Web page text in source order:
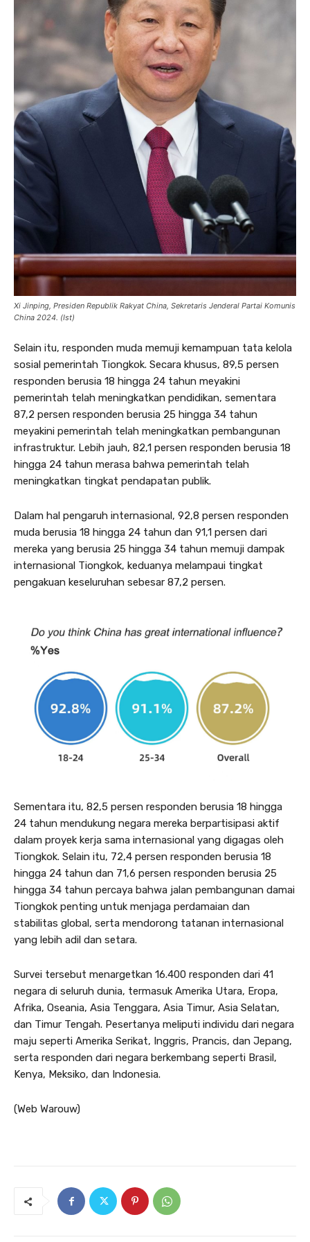
Xi Jinping, Presiden Republik Rakyat China, Sekretaris Jenderal Partai Komunis
China 2024. (Ist)
Selain itu, responden muda memuji kemampuan tata kelola
sosial pemerintah Tiongkok. Secara khusus, 89,5 persen
responden berusia 18 hingga 24 tahun meyakini
pemerintah telah meningkatkan pendidikan, sementara
87,2 persen responden berusia 25 hingga 34 tahun
meyakini pemerintah telah meningkatkan pembangunan
infrastruktur. Lebih jauh, 82,1 persen responden berusia 18
hingga 24 tahun merasa bahwa pemerintah telah
meningkatkan tingkat pendapatan publik.
Dalam hal pengaruh internasional, 92,8 persen responden
muda berusia 18 hingga 24 tahun dan 91,1 persen dari
mereka yang berusia 25 hingga 34 tahun memuji dampak
internasional Tiongkok, keduanya melampaui tingkat
pengakuan keseluruhan sebesar 87,2 persen.
Sementara itu, 82,5 persen responden berusia 18 hingga
24 tahun mendukung negara mereka berpartisipasi aktif
dalam proyek kerja sama internasional yang digagas oleh
Tiongkok. Selain itu, 72,4 persen responden berusia 18
hingga 24 tahun dan 71,6 persen responden berusia 25
hingga 34 tahun percaya bahwa jalan pembangunan damai
Tiongkok penting untuk menjaga perdamaian dan
stabilitas global, serta mendorong tatanan internasional
yang lebih adil dan setara.
Survei tersebut menargetkan 16.400 responden dari 41
negara di seluruh dunia, termasuk Amerika Utara, Eropa,
Afrika, Oseania, Asia Tenggara, Asia Timur, Asia Selatan,
dan Timur Tengah. Pesertanya meliputi individu dari negara
maju seperti Amerika Serikat, Inggris, Prancis, dan Jepang,
serta responden dari negara berkembang seperti Brasil,
Kenya, Meksiko, dan Indonesia.
(Web Warouw)